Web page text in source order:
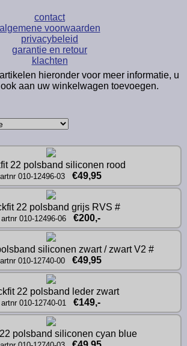
contact
algemene voorwaarden
privacybeleid
garantie en retour
klachten
hieronder voor meer informatie, u
aan uw winkelwagen toevoegen.
22 polsband siliconen rood
artnr 010-12496-03 €49,95
22 polsband grijs RVS #
artnr 010-12496-06 €200,-
siliconen zwart / zwart V2 #
artnr 010-12740-00 €49,95
22 polsband leder zwart
artnr 010-12740-01 €149,-
polsband siliconen cyan blue